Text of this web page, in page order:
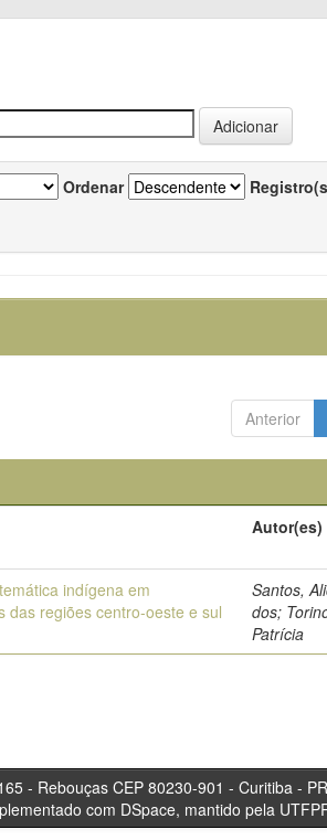
Ordenar
Anterior
Autor(es)
indígena em
das regiões centro-oeste e sul
Santos,
dos;
Patrícia
Rebouças CEP 80230-901 -
com DSpace, mantido pela